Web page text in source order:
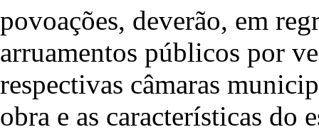
povoações, deverão, em
arruamentos públicos por
respectivas câmaras
obra e as características do